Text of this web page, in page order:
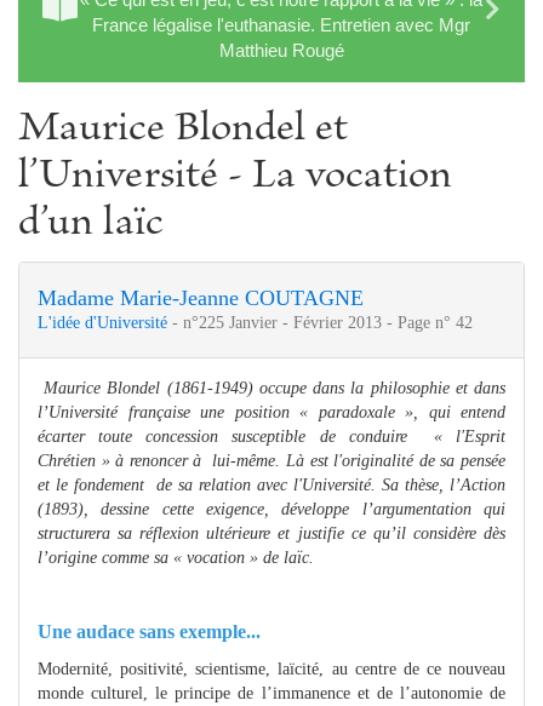
France légalise l'euthanasie. Entretien avec Mgr
Matthieu Rougé
Maurice Blondel et
l’Université - La vocation
d’un laïc
Madame Marie-Jeanne COUTAGNE
L'idée d'Université - n°225 Janvier - Février 2013 - Page n° 42
Maurice Blondel (1861-1949) occupe dans la philosophie et dans
l’Université française une position « paradoxale », qui entend
écarter toute concession susceptible de conduire « l'Esprit
Chrétien » à renoncer à lui-même. Là est l'originalité de sa pensée
et le fondement de sa relation avec l'Université. Sa thèse, l’Action
(1893), dessine cette exigence, développe l’argumentation qui
structurera sa réflexion ultérieure et justifie ce qu’il considère dès
l’origine comme sa « vocation » de laïc.
Une audace sans exemple...
Modernité, positivité, scientisme, laïcité, au centre de ce nouveau
monde culturel, le principe de l’immanence et de l’autonomie de